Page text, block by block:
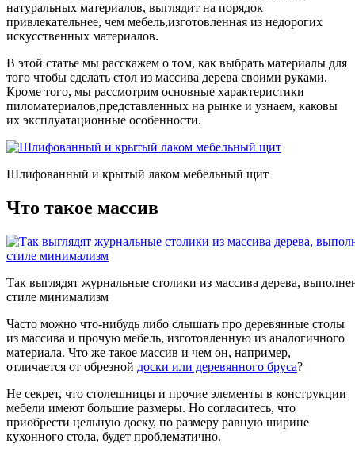
натуральных материалов, выглядит на порядок
привлекательнее, чем мебель,изготовленная из недорогих
искусственных материалов.
В этой статье мы расскажем о том, как выбрать материалы для
того чтобы сделать стол из массива дерева своими руками.
Кроме того, мы рассмотрим основные характеристики
пиломатериалов,представленных на рынке и узнаем, каковы
их эксплуатационные особенности.
Шлифованный и крытый лаком мебельный щит
Что такое массив
Так выглядят журнальные столики из массива дерева,
стиле минимализм
Часто можно что-нибудь либо слышать про деревянные столы
из массива и прочую мебель, изготовленную из аналогичного
материала. Что же такое массив и чем он, например,
отличается от обрезной доски или деревянного бруса?
Не секрет, что столешницы и прочие элементы в конструкции
мебели имеют большие размеры. Но согласитесь, что
приобрести цельную доску, по размеру равную ширине
кухонного стола, будет проблематично.